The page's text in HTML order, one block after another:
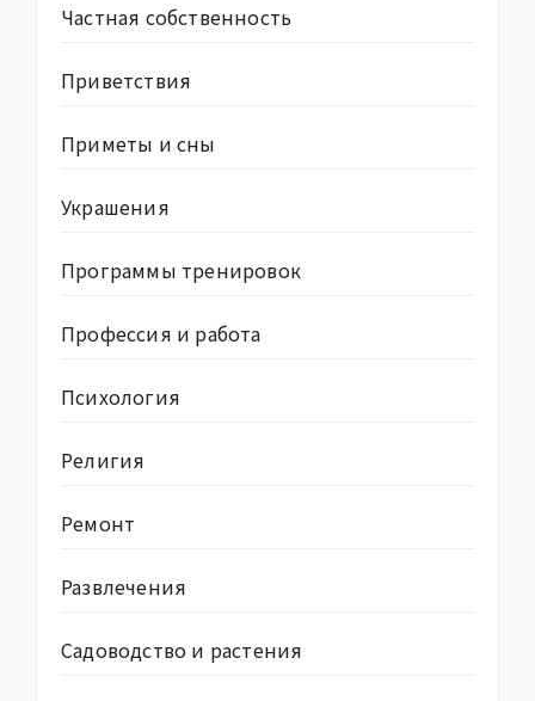
Частная собственность
Приветствия
Приметы и сны
Украшения
Программы тренировок
Профессия и работа
Психология
Религия
Ремонт
Развлечения
Садоводство и растения